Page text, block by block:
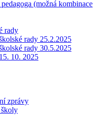
(možná kombinace
rady
rady 25.2.2025
rady 30.5.2025
10. 2025
zprávy